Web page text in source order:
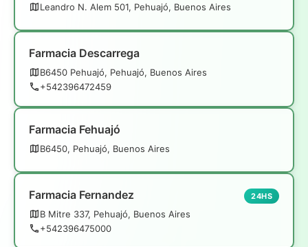
Leandro N. Alem 501, Pehuajó, Buenos Aires
Farmacia Descarrega
B6450 Pehuajó, Pehuajó, Buenos Aires
+542396472459
Farmacia Fehuajó
B6450, Pehuajó, Buenos Aires
Farmacia Fernandez
B Mitre 337, Pehuajó, Buenos Aires
+542396475000
24HS